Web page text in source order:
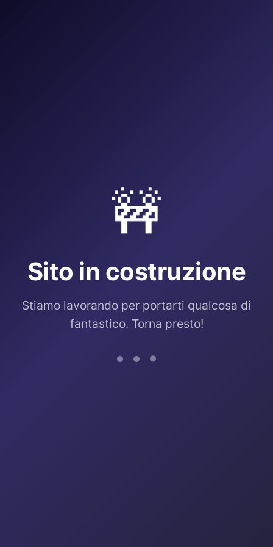
🚧
Sito in costruzione
Stiamo lavorando per portarti qualcosa di
fantastico. Torna presto!